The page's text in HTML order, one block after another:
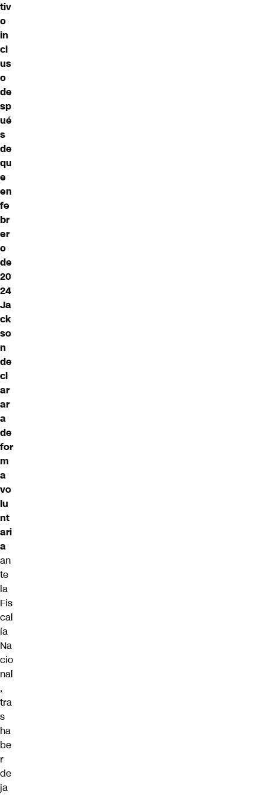
tiv
o
in
cl
us
o
de
sp
ué
s
de
qu
e
en
fe
br
er
o
de
20
24
Ja
ck
so
n
de
cl
ar
ar
a
de
for
m
a
vo
lu
nt
ari
a
an
te
la
Fis
cal
ía
Na
cio
nal
,
tra
s
ha
be
r
de
ja